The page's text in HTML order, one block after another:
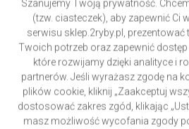
Szanujemy Twoją prywatność.
(tzw. ciasteczek), aby zapewnić Ci
serwisu sklep.2ryby.pl,
Twoich potrzeb oraz zapewnić
które rozwijamy dzięki analityce i
partnerów. Jeśli wyrażasz zgodę na
plików cookie, kliknij „Zaakceptuj
dostosować zakres zgód, klikając
masz możliwość wycofania zgody